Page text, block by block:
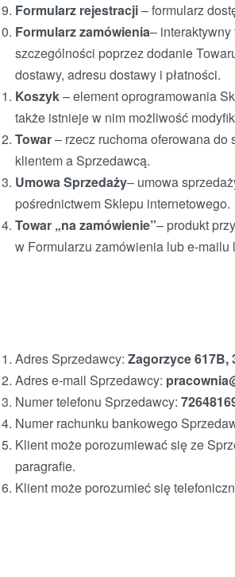
Formularz rejestracji– formularz
Formularz zamówienia–
szczególności poprzez dodanie
dostawy, adresu dostawy i płatności.
Koszyk– element oprogramowania
także istnieje w nim możliwość
Towar– rzecz ruchoma oferowana
klientem a Sprzedawcą.
Umowa Sprzedaży– umowa
pośrednictwem Sklepu internetowego.
Towar „na zamówienie”– produkt
w Formularzu zamówienia lub e-
Adres Sprzedawcy:Zagorzyce 617B,
Adres e-mail Sprzedawcy:
Numer telefonu Sprzedawcy:
Numer rachunku bankowego
Klient może porozumiewać się ze
paragrafie.
Klient może porozumieć się